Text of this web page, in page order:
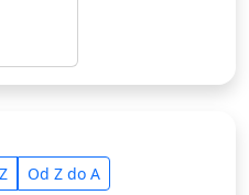
Od Z do A